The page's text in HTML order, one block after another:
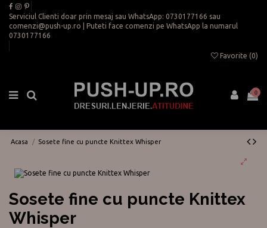
Serviciul Clienti doar prin mesaj sau WhatsApp: 0730177166 sau
comenzi@push-up.ro | Puteti face comenzi pe WhatsApp la numarul
0730177166
Favorite (0)
0
Acasa Sosete fine cu puncte Knittex Whisper
Sosete fine cu puncte Knittex
Whisper